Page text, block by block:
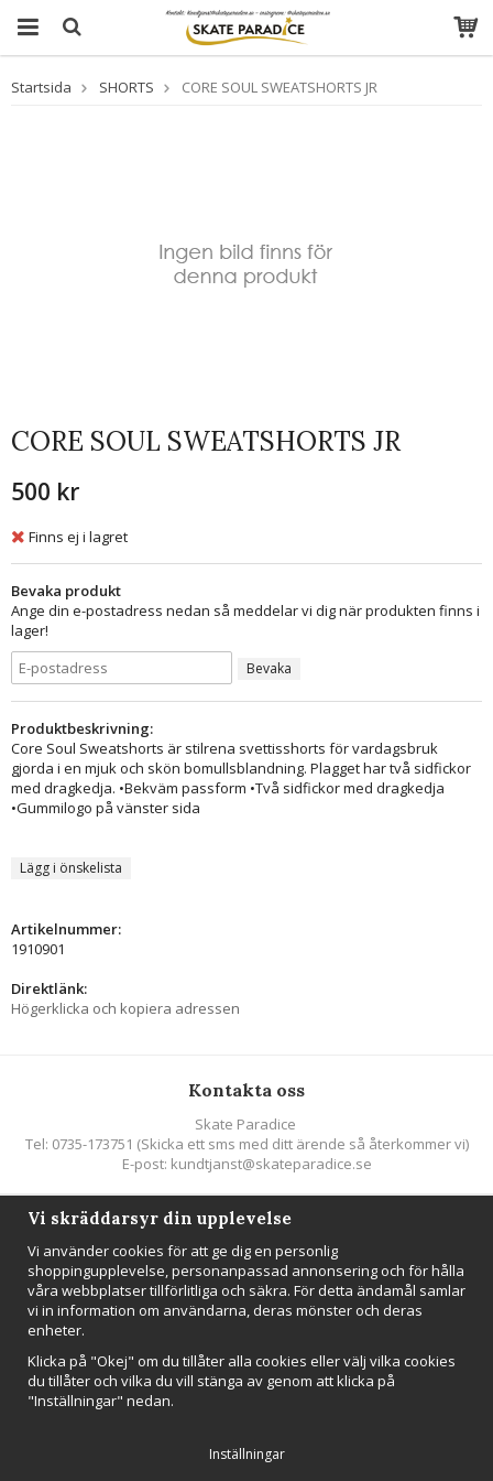
Startsida SHORTS CORE SOUL SWEATSHORTS JR
CORE SOUL SWEATSHORTS JR
500 kr
Finns ej i lagret
Bevaka produkt
Ange din e-postadress nedan så meddelar vi dig när produkten finns i
lager!
Bevaka
Produktbeskrivning:
Core Soul Sweatshorts är stilrena svettisshorts för vardagsbruk
gjorda i en mjuk och skön bomullsblandning. Plagget har två sidfickor
med dragkedja. •Bekväm passform •Två sidfickor med dragkedja
•Gummilogo på vänster sida
Lägg i önskelista
Artikelnummer:
1910901
Direktlänk:
Högerklicka och kopiera adressen
Kontakta oss
Skate Paradice
Tel: 0735-173751 (Skicka ett sms med ditt ärende så återkommer vi)
E-post: kundtjanst@skateparadice.se
Följ oss
Anmäl mig
Vi skräddarsyr din upplevelse
Vi använder cookies för att ge dig en personlig
shoppingupplevelse, personanpassad annonsering och för hålla
våra webbplatser tillförlitliga och säkra. För detta ändamål samlar
vi in information om användarna, deras mönster och deras
enheter.
Klicka på "Okej" om du tillåter alla cookies eller välj vilka cookies
du tillåter och vilka du vill stänga av genom att klicka på
"Inställningar" nedan.
Inställningar